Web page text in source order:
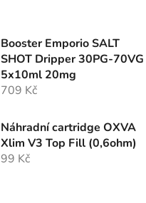
Booster Emporio SALT
SHOT Dripper 30PG-70VG
5x10ml 20mg
709 Kč
Náhradní cartridge OXVA
Xlim V3 Top Fill (0,6ohm)
99 Kč